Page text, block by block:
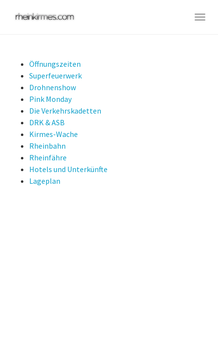
Öffnungszeiten
Superfeuerwerk
Drohnenshow
Pink Monday
Die Verkehrskadetten
DRK & ASB
Kirmes-Wache
Rheinbahn
Rheinfähre
Hotels und Unterkünfte
Lageplan